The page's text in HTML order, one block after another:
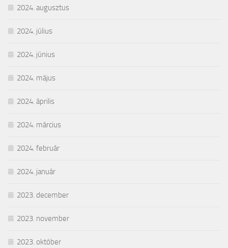
2024. augusztus
2024. július
2024. június
2024. május
2024. április
2024. március
2024. február
2024. január
2023. december
2023. november
2023. október